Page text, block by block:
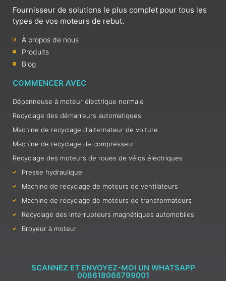
Fournisseur de solutions le plus complet pour tous les
types de vos moteurs de rebut.
À propos de nous
Produits
Blog
COMMENCER AVEC
Dépanneuse à moteur électrique normale
Recyclage des démarreurs automatiques
Machine de recyclage d'alternateur de voiture
Machine de recyclage de compresseur
Recyclage des moteurs de roues de vélos électriques
Presse hydraulique
Machine de recyclage de moteurs de ventilateurs
Machine de recyclage de moteurs de transformateurs
Recyclage des interrupteurs magnétiques automobiles
Broyeur à moteur
SCANNEZ ET ENVOYEZ-MOI UN WHATSAPP
008618066799001